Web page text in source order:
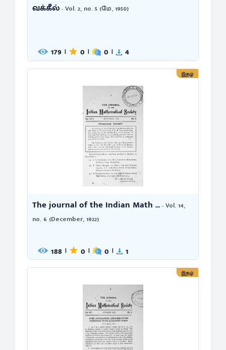
வக்கீல்- Vol. 2, no. 5 (மே, 1950)
179 | 0 | 0 | 4
இதழ்
The journal of the Indian Math ...- Vol. 14,
no. 6 (December, 1922)
188 | 0 | 0 | 1
இதழ்